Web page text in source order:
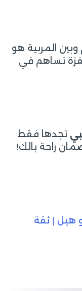
المربية هو
تساهم في
تجدها فقط
راحة بالك!
هيل | ثقة